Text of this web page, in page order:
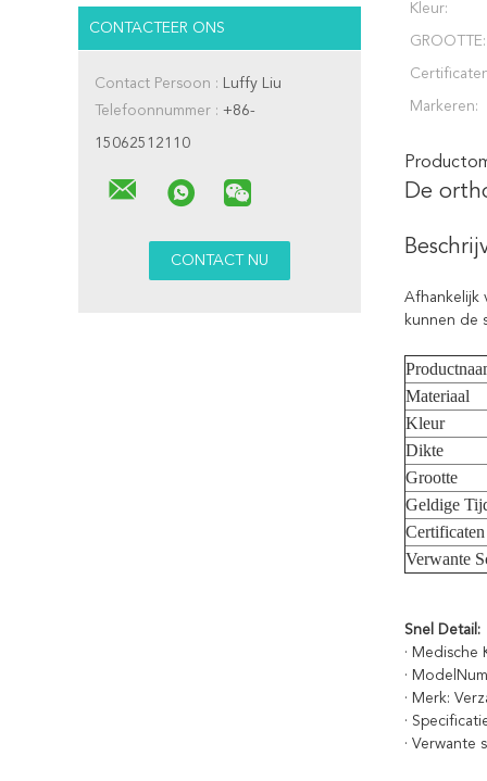
CONTACTEER ONS
Contact Persoon : Luffy Liu
Telefoonnummer : +86-
15062512110
Kleur:
GROOTTE:
Markeren:
De
Afhankelijk
kunnen de
Materiaal
Kleur
Dikte
Grootte
Geldige
Certificaten
Verwante
Snel Detail:
· Medische
·
· Merk:
·
· Verwante